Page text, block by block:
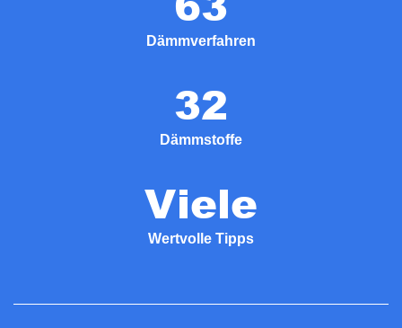
Dämmverfahren
32
Dämmstoffe
Viele
Wertvolle Tipps